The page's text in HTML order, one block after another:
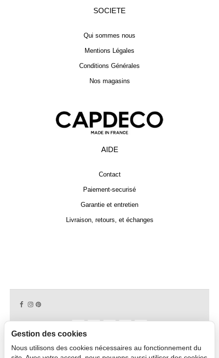
SOCIETE
Qui sommes nous
Mentions Légales
Conditions Générales
Nos magasins
AIDE
Contact
Paiement-securisé
Garantie et entretien
Livraison, retours, et échanges
Gestion des cookies
Nous utilisons des cookies nécessaires au fonctionnement du